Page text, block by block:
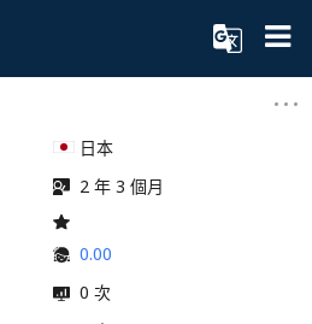
日本
2 年 3 個月
0.00
0 次